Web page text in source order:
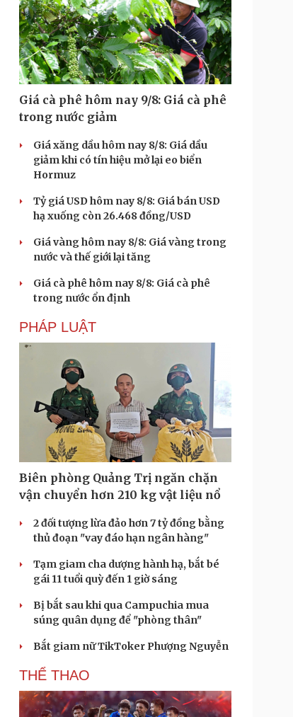
Giá cà phê hôm nay 9/8: Giá cà phê
trong nước giảm
Giá xăng dầu hôm nay 8/8: Giá dầu
giảm khi có tín hiệu mở lại eo biển
Hormuz
Tỷ giá USD hôm nay 8/8: Giá bán USD
hạ xuống còn 26.468 đồng/USD
Giá vàng hôm nay 8/8: Giá vàng trong
nước và thế giới lại tăng
Giá cà phê hôm nay 8/8: Giá cà phê
trong nước ổn định
PHÁP LUẬT
Biên phòng Quảng Trị ngăn chặn
vận chuyển hơn 210 kg vật liệu nổ
2 đối tượng lừa đảo hơn 7 tỷ đồng bằng
thủ đoạn "vay đáo hạn ngân hàng"
Tạm giam cha dượng hành hạ, bắt bé
gái 11 tuổi quỳ đến 1 giờ sáng
Bị bắt sau khi qua Campuchia mua
súng quân dụng để "phòng thân"
Bắt giam nữ TikToker Phượng Nguyễn
THỂ THAO